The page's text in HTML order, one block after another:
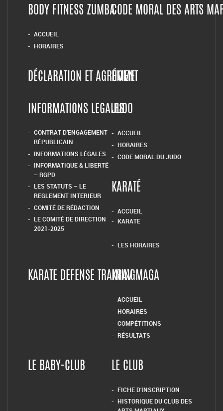
BODY FITNESS ZUMBA
ACCUEIL
HORAIRES
CODE MORAL DES ARTS
DÉCLARATION ET AGRÉMENT
HOME
INFORMATIONS LEGALES
CONTRAT D’ENGAGEMENT
RÉPUBLICAIN
INFORMATIONS LÉGALES
INFORMATIQUE & LIBERTÉ
– RGPD
LES STATUTS – LE
REGLEMENT INTERIEUR
COMITÉ DE RÉDACTION
LE COMITÉ DE DIRECTION
2021-2025
JUDO
ACCUEIL
HORAIRES
CODE MORAL DU JUDO
KARATÉ
ACCUEIL
KARATE
LES HORAIRES
KARATE DEFENSE TRAININGKRAV MAGA
ACCUEIL
HORAIRES
COMPÉTITIONS
RÉSULTATS
LE BABY-CLUB LE CLUB
FICHE D’INSCRIPTION
HISTORIQUE DU CLUB DES